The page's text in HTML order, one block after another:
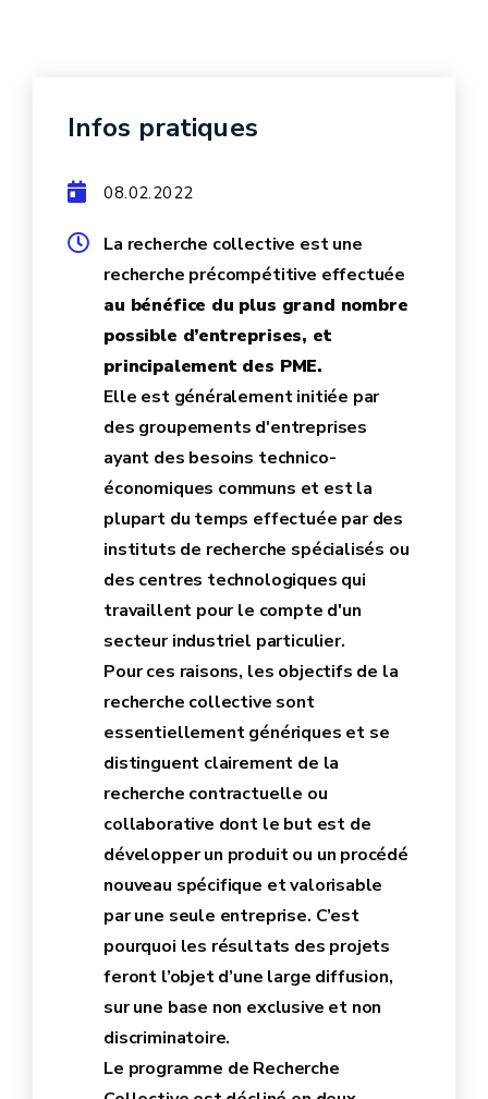
Infos pratiques
08.02.2022
La recherche collective est une
recherche précompétitive effectuée
au bénéfice du plus grand nombre
possible d’entreprises, et
principalement des PME.
Elle est généralement initiée par
des groupements d'entreprises
ayant des besoins technico-
économiques communs et est la
plupart du temps effectuée par des
instituts de recherche spécialisés ou
des centres technologiques qui
travaillent pour le compte d'un
secteur industriel particulier.
Pour ces raisons, les objectifs de la
recherche collective sont
essentiellement génériques et se
distinguent clairement de la
recherche contractuelle ou
collaborative dont le but est de
développer un produit ou un procédé
nouveau spécifique et valorisable
par une seule entreprise. C’est
pourquoi les résultats des projets
feront l’objet d’une large diffusion,
sur une base non exclusive et non
discriminatoire.
Le programme de Recherche